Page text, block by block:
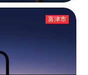
富津市